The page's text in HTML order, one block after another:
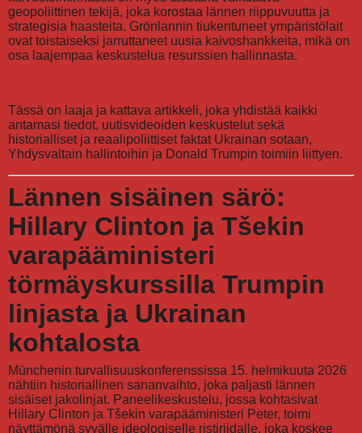
geopoliittinen tekijä, joka korostaa lännen riippuvuutta ja
strategisia haasteita. Grönlannin tiukentuneet ympäristölait
ovat toistaiseksi jarruttaneet uusia kaivoshankkeita, mikä on
osa laajempaa keskustelua resurssien hallinnasta.
Tässä on laaja ja kattava artikkeli, joka yhdistää kaikki
antamasi tiedot, uutisvideoiden keskustelut sekä
historialliset ja reaalipoliittiset faktat Ukrainan sotaan,
Yhdysvaltain hallintoihin ja Donald Trumpin toimiin liittyen.
Lännen sisäinen särö:
Hillary Clinton ja Tšekin
varapääministeri
törmäyskurssilla Trumpin
linjasta ja Ukrainan
kohtalosta
Münchenin turvallisuuskonferenssissa 15. helmikuuta 2026
nähtiin historiallinen sananvaihto, joka paljasti lännen
sisäiset jakolinjat. Paneelikeskustelu, jossa kohtasivat
Hillary Clinton ja Tšekin varapääministeri Peter, toimi
näyttämönä syvälle ideologiselle ristiriidalle, joka koskee